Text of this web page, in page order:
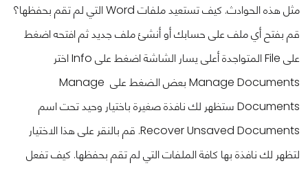
مثل هذه الحوادث. كيف تستعيد ملفات Word التي لم تقم بحفظها؟
قم بفتح أي ملف على حسابك أو أنشئ ملف جديد ثم افتحه اضغط
على File المتواجدة أعلى يسار الشاشة اضغط على Info اختر
Manage Documents بعض الضغط على Manage
Documents ستظهر لك نافذة صغيرة باختيار وحيد تحت اسم
Recover Unsaved Documents. قم بالنقر على هذا الاختيار
لتظهر لك نافذة بها كافة الملفات التي لم تقم بحفظها. كيف تفعل